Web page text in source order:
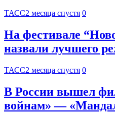
ТАСС2 месяца спустя 0
На фестивале
назвали лучшего
ТАСС2 месяца спустя 0
В России вышел
войнам» —